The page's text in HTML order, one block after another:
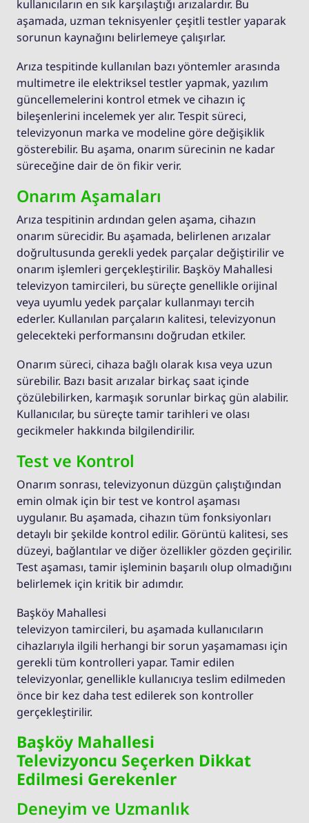
kullanıcıların en sık karşılaştığı arızalardır. Bu
aşamada, uzman teknisyenler çeşitli testler yaparak
sorunun kaynağını belirlemeye çalışırlar.
Arıza tespitinde kullanılan bazı yöntemler arasında
multimetre ile elektriksel testler yapmak, yazılım
güncellemelerini kontrol etmek ve cihazın iç
bileşenlerini incelemek yer alır. Tespit süreci,
televizyonun marka ve modeline göre değişiklik
gösterebilir. Bu aşama, onarım sürecinin ne kadar
süreceğine dair de ön fikir verir.
Onarım Aşamaları
Arıza tespitinin ardından gelen aşama, cihazın
onarım sürecidir. Bu aşamada, belirlenen arızalar
doğrultusunda gerekli yedek parçalar değiştirilir ve
onarım işlemleri gerçekleştirilir. Başköy Mahallesi
televizyon tamircileri, bu süreçte genellikle orijinal
veya uyumlu yedek parçalar kullanmayı tercih
ederler. Kullanılan parçaların kalitesi, televizyonun
gelecekteki performansını doğrudan etkiler.
Onarım süreci, cihaza bağlı olarak kısa veya uzun
sürebilir. Bazı basit arızalar birkaç saat içinde
çözülebilirken, karmaşık sorunlar birkaç gün alabilir.
Kullanıcılar, bu süreçte tamir tarihleri ve olası
gecikmeler hakkında bilgilendirilir.
Test ve Kontrol
Onarım sonrası, televizyonun düzgün çalıştığından
emin olmak için bir test ve kontrol aşaması
uygulanır. Bu aşamada, cihazın tüm fonksiyonları
detaylı bir şekilde kontrol edilir. Görüntü kalitesi, ses
düzeyi, bağlantılar ve diğer özellikler gözden geçirilir.
Test aşaması, tamir işleminin başarılı olup olmadığını
belirlemek için kritik bir adımdır.
Başköy Mahallesi
televizyon tamircileri, bu aşamada kullanıcıların
cihazlarıyla ilgili herhangi bir sorun yaşamaması için
gerekli tüm kontrolleri yapar. Tamir edilen
televizyonlar, genellikle kullanıcıya teslim edilmeden
önce bir kez daha test edilerek son kontroller
gerçekleştirilir.
Başköy Mahallesi
Televizyoncu Seçerken Dikkat
Edilmesi Gerekenler
Deneyim ve Uzmanlık